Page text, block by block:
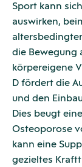
Sport kann
auswirken,
die Bewegung
körpereigene
D fördert die
und den
Dies beugt
Osteoporose
kann eine
gezieltes